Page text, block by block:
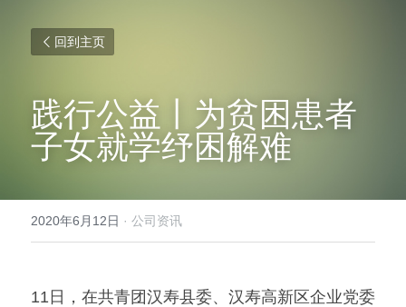
回到主页
践行公益丨为贫困患者
子女就学纾困解难
2020年6月12日 · 公司资讯
11日，在共青团汉寿县委、汉寿高新区企业党委